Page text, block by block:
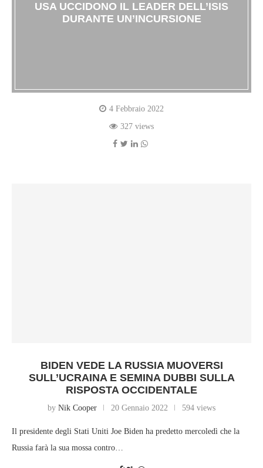
USA UCCIDONO IL LEADER DELL’ISIS
DURANTE UN’INCURSIONE
4 Febbraio 2022
327 views
BIDEN VEDE LA RUSSIA MUOVERSI
SULL’UCRAINA E SEMINA DUBBI SULLA
RISPOSTA OCCIDENTALE
by Nik Cooper 20 Gennaio 2022 594 views
Il presidente degli Stati Uniti Joe Biden ha predetto mercoledì che la
Russia farà la sua mossa contro…